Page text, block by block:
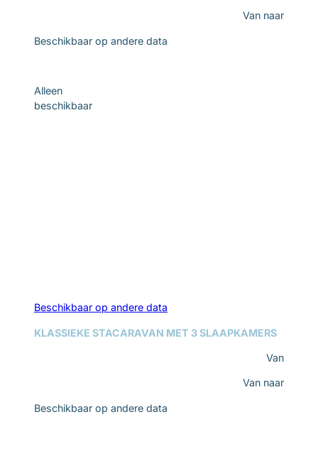
Van naar
Beschikbaar op andere data
Alleen
beschikbaar
Beschikbaar op andere data
KLASSIEKE STACARAVAN MET 3 SLAAPKAMERS
Van
Van naar
Beschikbaar op andere data